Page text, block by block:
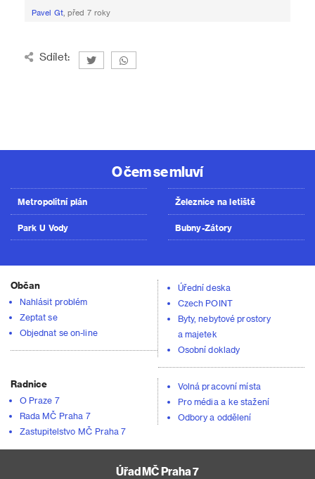
Pavel Gt, před 7 roky
Sdílet:
O čem se mluví
Metropolitní plán
Park U Vody
Železnice na letiště
Bubny-Zátory
Občan
Nahlásit problém
Zeptat se
Objednat se on-line
Úřední deska
Czech POINT
Byty, nebytové prostory
a majetek
Osobní doklady
Radnice
O Praze 7
Rada MČ Praha 7
Zastupitelstvo MČ Praha 7
Volná pracovní místa
Pro média a ke stažení
Odbory a oddělení
Úřad MČ Praha 7